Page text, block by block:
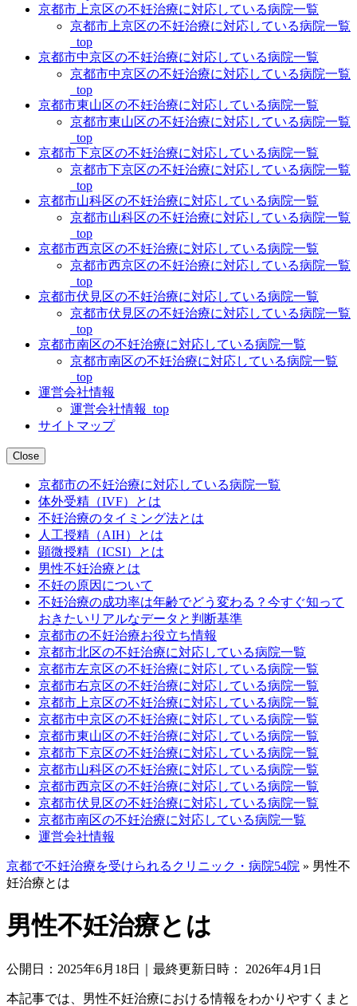
京都市上京区の不妊治療に対応している病院一覧
京都市上京区の不妊治療に対応している病院一覧
_top
京都市中京区の不妊治療に対応している病院一覧
京都市中京区の不妊治療に対応している病院一覧
_top
京都市東山区の不妊治療に対応している病院一覧
京都市東山区の不妊治療に対応している病院一覧
_top
京都市下京区の不妊治療に対応している病院一覧
京都市下京区の不妊治療に対応している病院一覧
_top
京都市山科区の不妊治療に対応している病院一覧
京都市山科区の不妊治療に対応している病院一覧
_top
京都市西京区の不妊治療に対応している病院一覧
京都市西京区の不妊治療に対応している病院一覧
_top
京都市伏見区の不妊治療に対応している病院一覧
京都市伏見区の不妊治療に対応している病院一覧
_top
京都市南区の不妊治療に対応している病院一覧
京都市南区の不妊治療に対応している病院一覧
_top
運営会社情報
運営会社情報_top
サイトマップ
Close
京都市の不妊治療に対応している病院一覧
体外受精（IVF）とは
不妊治療のタイミング法とは
人工授精（AIH）とは
顕微授精（ICSI）とは
男性不妊治療とは
不妊の原因について
不妊治療の成功率は年齢でどう変わる？今すぐ知って
おきたいリアルなデータと判断基準
京都市の不妊治療お役立ち情報
京都市北区の不妊治療に対応している病院一覧
京都市左京区の不妊治療に対応している病院一覧
京都市右京区の不妊治療に対応している病院一覧
京都市上京区の不妊治療に対応している病院一覧
京都市中京区の不妊治療に対応している病院一覧
京都市東山区の不妊治療に対応している病院一覧
京都市下京区の不妊治療に対応している病院一覧
京都市山科区の不妊治療に対応している病院一覧
京都市西京区の不妊治療に対応している病院一覧
京都市伏見区の不妊治療に対応している病院一覧
京都市南区の不妊治療に対応している病院一覧
運営会社情報
京都で不妊治療を受けられるクリニック・病院54院 » 男性不
妊治療とは
男性不妊治療とは
公開日： 2025年6月18日 ｜最終更新日時： 2026年4月1日
本記事では、男性不妊治療における情報をわかりやすくまと